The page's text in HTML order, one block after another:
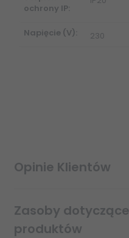
ochrony IP:
Napięcie (V): 230
Opinie Klientów
Zasoby
produktów